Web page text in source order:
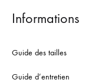
Informations
Guide des tailles
Guide d’entretien